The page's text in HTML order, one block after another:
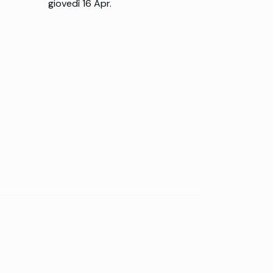
giovedì 16 Apr.